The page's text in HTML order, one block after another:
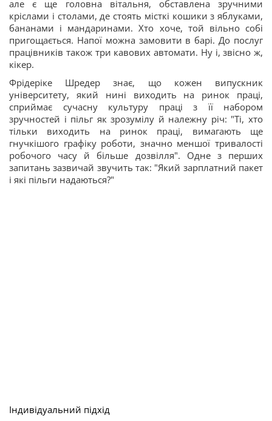
але є ще головна вітальня, обставлена зручними
кріслами і столами, де стоять місткі кошики з яблуками,
бананами і мандаринами. Хто хоче, той вільно собі
пригощається. Напої можна замовити в барі. До послуг
працівників також три кавових автомати. Ну і, звісно ж,
кікер.
Фрідеріке Шредер знає, що кожен випускник
університету, який нині виходить на ринок праці,
сприймає сучасну культуру праці з її набором
зручностей і пільг як зрозумілу й належну річ: "Ті, хто
тільки виходить на ринок праці, вимагають ще
гнучкішого графіку роботи, значно меншої тривалості
робочого часу й більше дозвілля". Одне з перших
запитань зазвичай звучить так: "Який зарплатний пакет
і які пільги надаються?"
Індивідуальний підхід